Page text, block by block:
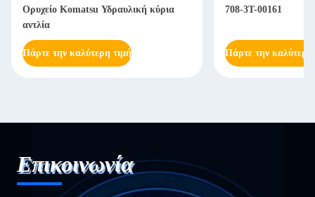
Ορυχείο Komatsu Υδραυλική κύρια
αντλία
Πάρτε την καλύτερη τιμή
708-3T-00161
Πάρτε την καλύτερη
Επικοινωνία